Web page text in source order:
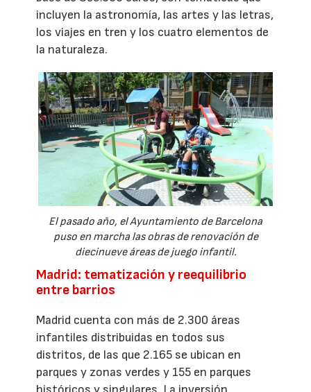
incluyen la astronomía, las artes y las letras,
los viajes en tren y los cuatro elementos de
la naturaleza.
El pasado año, el Ayuntamiento de Barcelona
puso en marcha las obras de renovación de
diecinueve áreas de juego infantil.
Madrid: tematización y reequilibrio
entre barrios
Madrid cuenta con más de 2.300 áreas
infantiles distribuidas en todos sus
distritos, de las que 2.165 se ubican en
parques y zonas verdes y 155 en parques